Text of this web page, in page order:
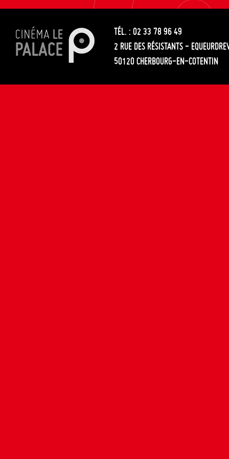
les
articles
entre
les
articles
TÉL. : 02 33 78 96 49
2 RUE DES RÉSISTANTS -
50120 CHERBOURG-EN-COTENTIN